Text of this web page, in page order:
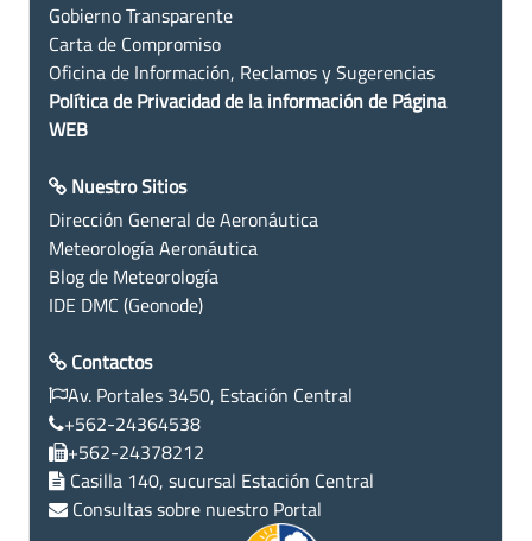
Gobierno Transparente
Carta de Compromiso
Oficina de Información, Reclamos y Sugerencias
Política de Privacidad de la información de Página
WEB
Nuestro Sitios
Dirección General de Aeronáutica
Meteorología Aeronáutica
Blog de Meteorología
IDE DMC (Geonode)
Contactos
Av. Portales 3450, Estación Central
+562-24364538
+562-24378212
Casilla 140, sucursal Estación Central
Consultas sobre nuestro Portal